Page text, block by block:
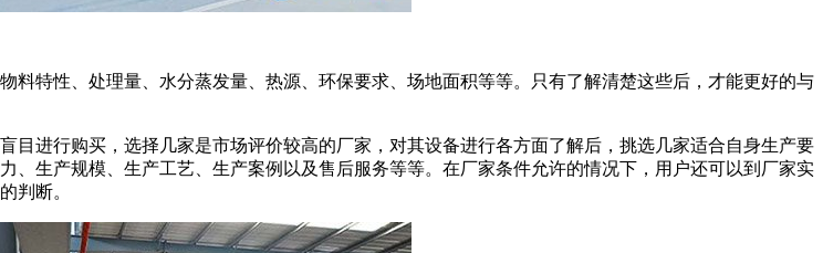
特性、处理量、水分蒸发量、热源、环保要求、场地面积等等。只有了解清楚这些后，才能更好的与
进行购买，选择几家是市场评价较高的厂家，对其设备进行各方面了解后，挑选几家适合自身生产要
生产规模、生产工艺、生产案例以及售后服务等等。在厂家条件允许的情况下，用户还可以到厂家实
判断。